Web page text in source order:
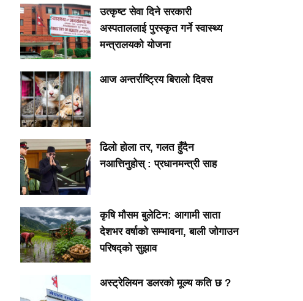
उत्कृष्ट सेवा दिने सरकारी
अस्पताललाई पुरस्कृत गर्ने स्वास्थ्य
मन्त्रालयको योजना
आज अन्तर्राष्ट्रिय बिरालो दिवस
ढिलो होला तर, गलत हुँदैन
नआत्तिनुहोस् : प्रधानमन्त्री साह
कृषि मौसम बुलेटिन: आगामी साता
देशभर वर्षाको सम्भावना, बाली जोगाउन
परिषद्को सुझाव
अस्ट्रेलियन डलरको मूल्य कति छ ?